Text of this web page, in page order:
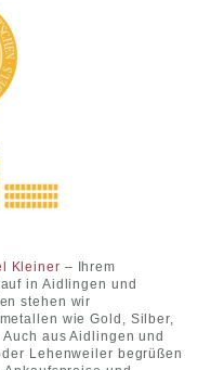
Kleiner – Ihrem
in Aidlingen und
stehen wir
wie Gold, Silber,
aus Aidlingen und
Lehenweiler begrüßen